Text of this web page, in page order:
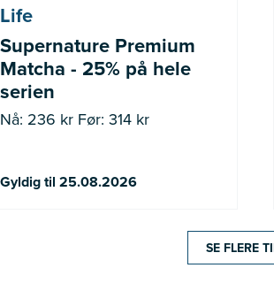
Life
Supernature Premium
Matcha - 25% på hele
serien
Nå: 236 kr Før: 314 kr
Gyldig til 25.08.2026
SE FLERE